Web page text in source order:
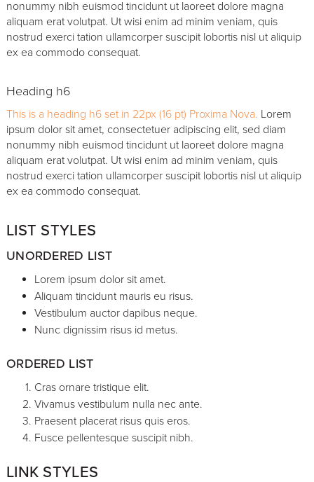
nonummy nibh euismod tincidunt ut laoreet dolore magna
aliquam erat volutpat. Ut wisi enim ad minim veniam, quis
nostrud exerci tation ullamcorper suscipit lobortis nisl ut aliquip
ex ea commodo consequat.
Heading h6
This is a heading h6 set in 22px (16 pt) Proxima Nova. Lorem
ipsum dolor sit amet, consectetuer adipiscing elit, sed diam
nonummy nibh euismod tincidunt ut laoreet dolore magna
aliquam erat volutpat. Ut wisi enim ad minim veniam, quis
nostrud exerci tation ullamcorper suscipit lobortis nisl ut aliquip
ex ea commodo consequat.
LIST STYLES
UNORDERED LIST
Lorem ipsum dolor sit amet.
Aliquam tincidunt mauris eu risus.
Vestibulum auctor dapibus neque.
Nunc dignissim risus id metus.
ORDERED LIST
Cras ornare tristique elit.
Vivamus vestibulum nulla nec ante.
Praesent placerat risus quis eros.
Fusce pellentesque suscipit nibh.
LINK STYLES